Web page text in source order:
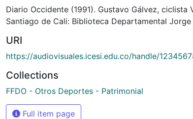
Diario Occidente (1991). Gustavo Gálvez, ciclista
Santiago de Cali: Biblioteca Departamental Jorge
URI
https://audiovisuales.icesi.edu.co/handle/
Collections
FFDO - Otros Deportes - Patrimonial
Full item page